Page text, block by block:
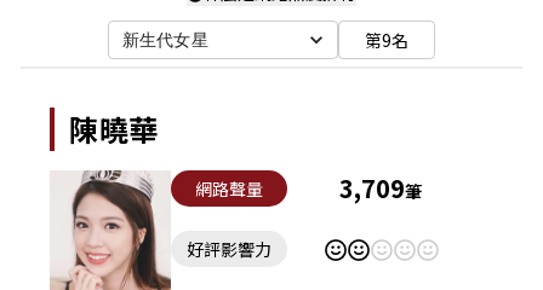
新生代女星 第9名
陳曉華
網路聲量 3,709筆
好評影響力